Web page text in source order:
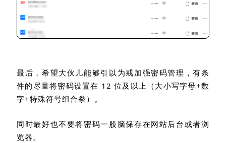
最后，希望大伙儿能够引以为戒加强密码管理，有条
件的尽量将密码设置在 12位及以上（大小写字母+数
字+特殊符号组合拳）。
同时最好也不要将密码一股脑保存在网站后台或者浏
览器。